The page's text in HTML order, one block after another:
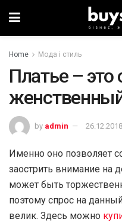
Home Мода і стиль
Платье –
by admin 26.12.2018
Именно оно позволяет
заострить внимание на
может быть
поэтому спрос на
велик. Здесь можно